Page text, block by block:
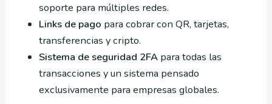
soporte para múltiples redes.
Links de pago para cobrar con QR, tarjetas,
transferencias y cripto.
Sistema de seguridad 2FApara todas las
transacciones y un sistema pensado
exclusivamente para empresas globales.